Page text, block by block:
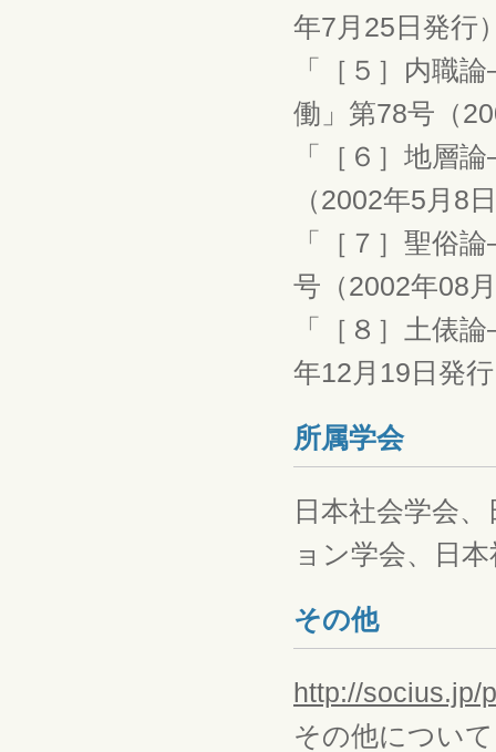
年7月25日発行
「［５］内職
働」第78号（
「［６］地層
（2002年5月8
「［７］聖俗
号（2002年08
「［８］土俵
年12月19日発
所属学会
日本社会学会
ョン学会、日
その他
http://socius.jp/
その他につい